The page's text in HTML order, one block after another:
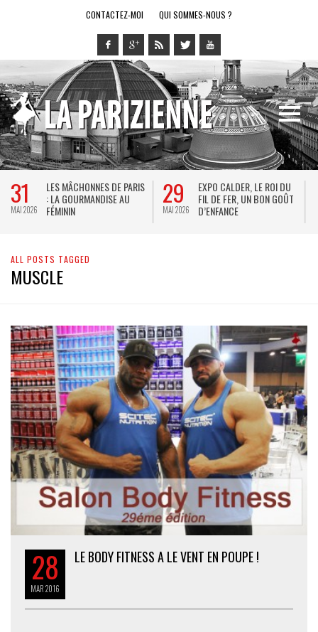
CONTACTEZ-MOI QUI SOMMES-NOUS ?
31
MAI 2026
LES MÂCHONNES DE PARIS
: LA GOURMANDISE AU
FÉMININ
29
MAI 2026
EXPO CALDER, LE ROI DU
FIL DE FER, UN BON GOÛT
D’ENFANCE
ALL POSTS TAGGED
MUSCLE
28
MAR2016
LE BODY FITNESS A LE VENT EN POUPE !